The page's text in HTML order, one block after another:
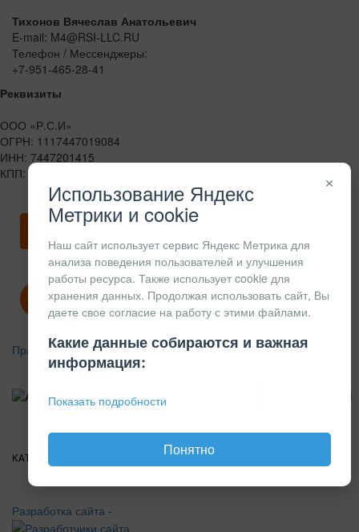
Тихонов Вячеслав Анатольевич
E-mail: M4@RSI-LLC.RU
Телефон / Мессенджеры:
+7-951-465-28-41
Реквизиты
ООО «Р.С.И»
ОГРН: 1117447019084
ИНН: 7447201415
КПП: 744701001
Скачать карточку предприятия
Политика конфиденциальности
Правила возврата
КОНСТРУКЦИОННЫЙ
КАТАЛОГ ВАКАНСИИ
Разработка сайта -
×
Использование Яндекс
Метрики и cookie
Наш сайт использует сервис Яндекс Метрика для
анализа поведения пользователей и улучшения
работы ресурса. Также использует cookie для
хранения данных. Продолжая использовать сайт, Вы
даете свое согласие на работу с этими файлами.
Какие данные собираются и важная
информация:
Показать подробности
Понятно